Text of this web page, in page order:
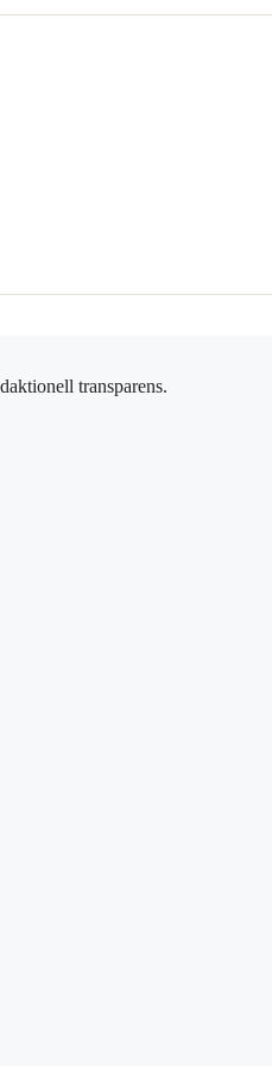
transparens.